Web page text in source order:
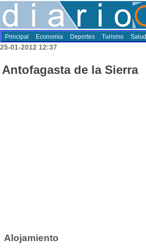
Principal Economia Deportes Turismo Salud
25-01-2012 12:37
Antofagasta de la Sierra
Alojamiento